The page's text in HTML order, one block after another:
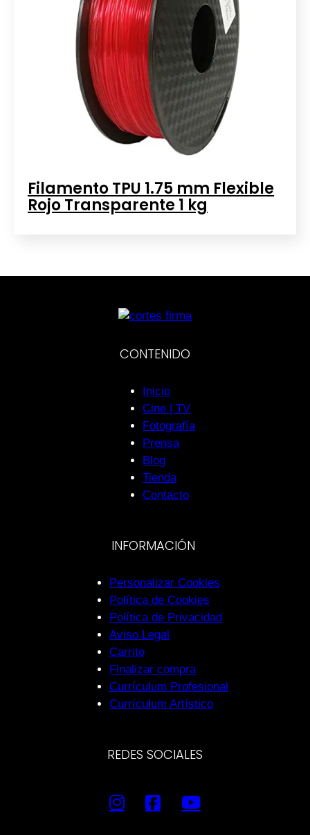
Filamento TPU 1.75 mm Flexible
Rojo Transparente 1 kg
CONTENIDO
Inicio
Cine | TV
Fotografía
Prensa
Blog
Tienda
Contacto
INFORMACIÓN
Personalizar Cookies
Política de Cookies
Política de Privacidad
Aviso Legal
Carrito
Finalizar compra
Currículum Profesional
Currículum Artístico
REDES SOCIALES